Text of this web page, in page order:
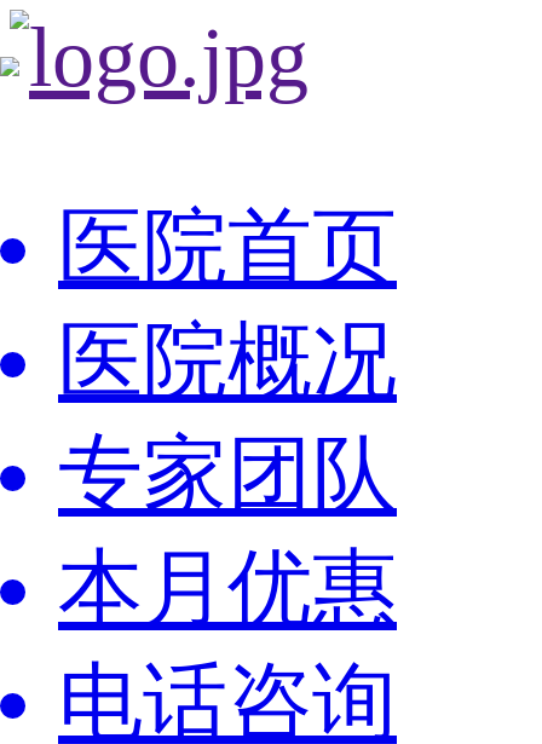
医院首页
医院概况
专家团队
本月优惠
电话咨询